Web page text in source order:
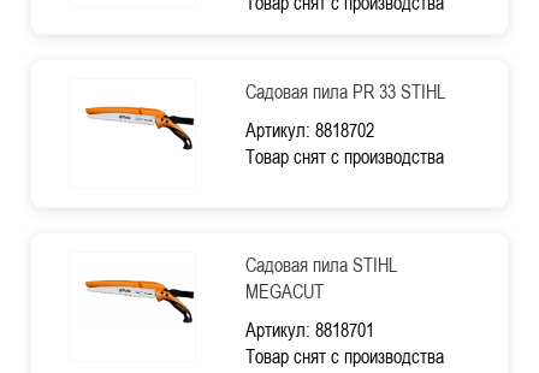
Садовая пила PR 33 STIHL
Артикул: 8818702
Товар снят с производства
Садовая пила STIHL
MEGACUT
Артикул: 8818701
Товар снят с производства